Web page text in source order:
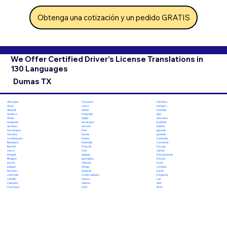
Obtenga una cotización y un pedido GRATIS
We Offer Certified Driver's License Translations in
130 Languages
Dumas TX
africaans
Akan
albanés
amárico
árabe
aragonés
armenio
Assamese
Aymara
azerbaiyano
Bambara
Bashkir
vasco
bengalí
Bhojpuri
bosnio
búlgaro
birmano
cantonés
catalán
Cebuano
Chichewa
Chuvashi
checo
danés
Holandés
Inglés
esperanto
estonio
Ewe
feroés
fiyiano
finlandés
Francés
Fula
gallego
georgiano
Alemán
Griego
Gujarati
Criollo haitiano
Hausa
hebreo
hindi
Hiri Motu
húngaro
islandés
Igbo
indonesio
Inuktitut
italiano
japonés
javanés
Kannada
Cachemir
Kazajo
Jemer
Kinyarwanda
Kirundi
Komi
coreano
kurdo
Kirguises
Lao
latín
letón